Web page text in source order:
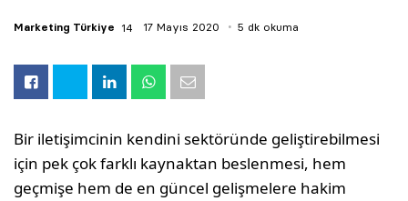
Marketing Türkiye 17 Mayıs 2020 5 dk okuma
Bir iletişimcinin kendini sektöründe geliştirebilmesi
için pek çok farklı kaynaktan beslenmesi, hem
geçmişe hem de en güncel gelişmelere hakim